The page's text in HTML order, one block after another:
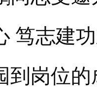
笃志建
到岗位